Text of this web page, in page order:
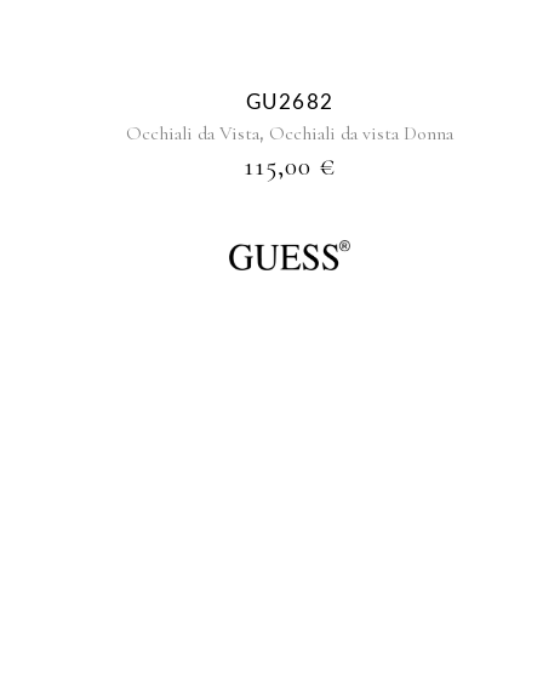
GU2682
Occhiali da Vista, Occhiali da vista Donna
115,00 €